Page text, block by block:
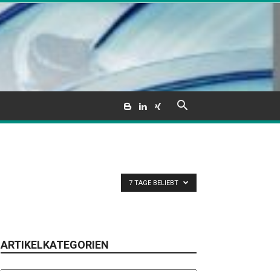
7 TAGE BELIEBT
ARTIKELKATEGORIEN
Artikelkategorien